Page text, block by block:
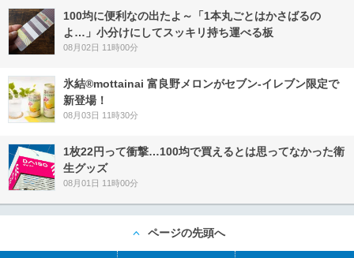
100均に便利なの出たよ～「1本丸ごとはかさばるの
よ…」小分けにしてスッキリ持ち運べる板
08月02日 11時00分
氷結®mottainai 富良野メロンがセブン‐イレブン限定で
新登場！
08月03日 11時30分
1枚22円って衝撃…100均で買えるとは思ってなかった衛
生グッズ
08月01日 11時00分
ページの先頭へ